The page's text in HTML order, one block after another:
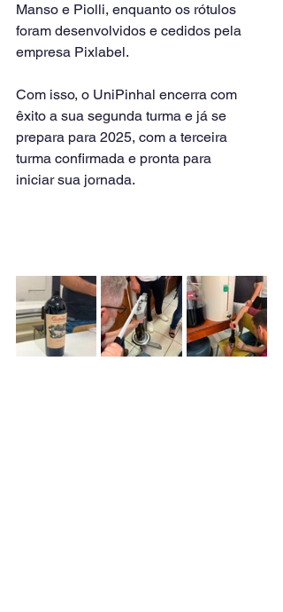
Manso e Piolli, enquanto os rótulos
foram desenvolvidos e cedidos pela
empresa Pixlabel.
Com isso, o UniPinhal encerra com
êxito a sua segunda turma e já se
prepara para 2025, com a terceira
turma confirmada e pronta para
iniciar sua jornada.